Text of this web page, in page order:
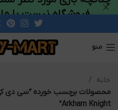
منو
خانه
Arkham Knight”
فروشگاه نیست با